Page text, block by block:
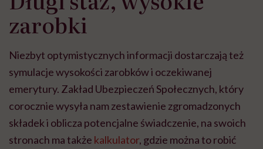
zarobki
Niezbyt optymistycznych informacji dostarczają też
symulacje wysokości zarobków i oczekiwanej
emerytury. Zakład Ubezpieczeń Społecznych, który
corocznie wysyła nam zestawienie zgromadzonych
składek i oblicza potencjalne świadczenie, na swoich
stronach ma także kalkulator, gdzie można to robić